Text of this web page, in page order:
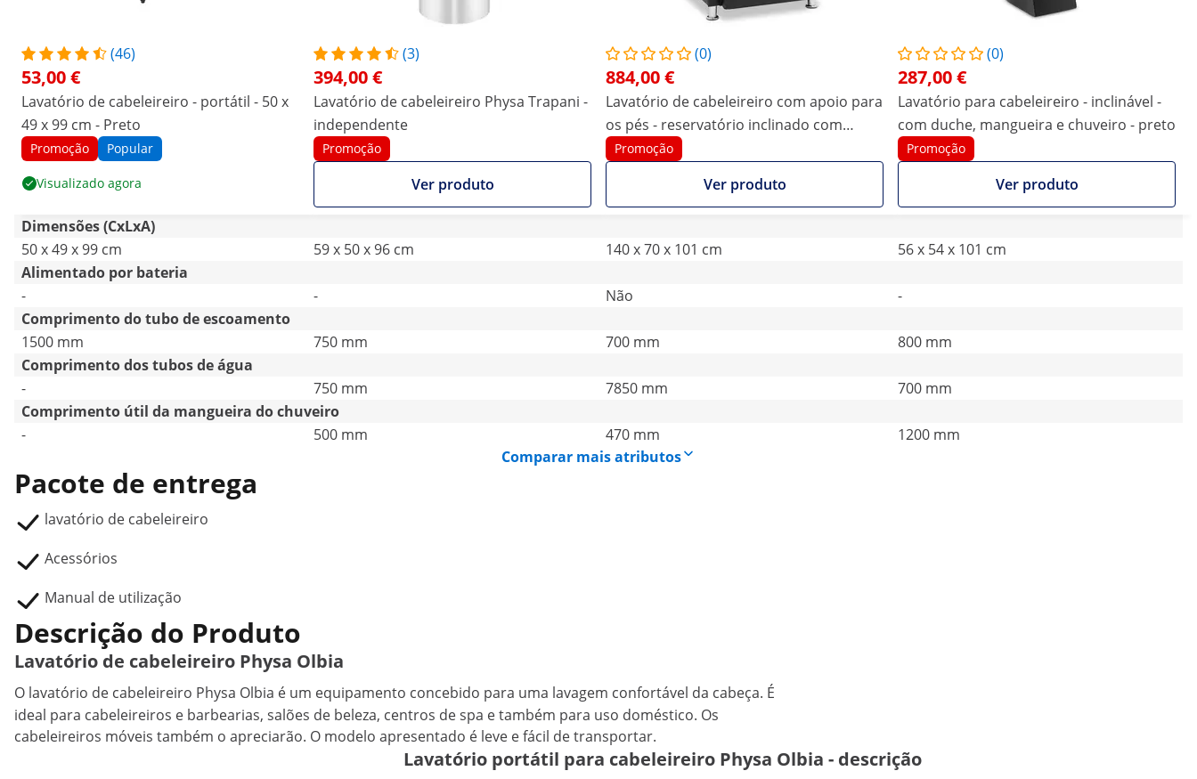
(46)
53,00 €
Lavatório de cabeleireiro - portátil - 50 x
49 x 99 cm - Preto
Promoção Popular
Visualizado agora
(3)
394,00 €
Lavatório de cabeleireiro Physa Trapani -
independente
Promoção
Ver produto
(0)
884,00 €
Lavatório de cabeleireiro com apoio para
os pés - reservatório inclinado com
torneira, mangueira e chuveiro
Promoção
Ver produto
(0)
287,00 €
Lavatório para cabeleireiro - inclinável -
com duche, mangueira e chuveiro - preto
Promoção
Ver produto
Dimensões (CxLxA)
50 x 49 x 99 cm
59 x 50 x 96 cm 140 x 70 x 101 cm
56 x 54 x 101 cm
Alimentado por bateria
-
- Não
-
Comprimento do tubo de escoamento
1500 mm
750 mm 700 mm
800 mm
Comprimento dos tubos de água
-
750 mm 7850 mm
700 mm
Comprimento útil da mangueira do chuveiro
-
500 mm 470 mm
1200 mm
Comparar mais atributos
Pacote de entrega
lavatório de cabeleireiro
Acessórios
Manual de utilização
Descrição do Produto
Lavatório de cabeleireiro Physa Olbia
O lavatório de cabeleireiro Physa Olbia é um equipamento concebido para uma lavagem confortável da cabeça. É
ideal para cabeleireiros e barbearias, salões de beleza, centros de spa e também para uso doméstico. Os
cabeleireiros móveis também o apreciarão. O modelo apresentado é leve e fácil de transportar.
Lavatório portátil para cabeleireiro Physa Olbia - descrição